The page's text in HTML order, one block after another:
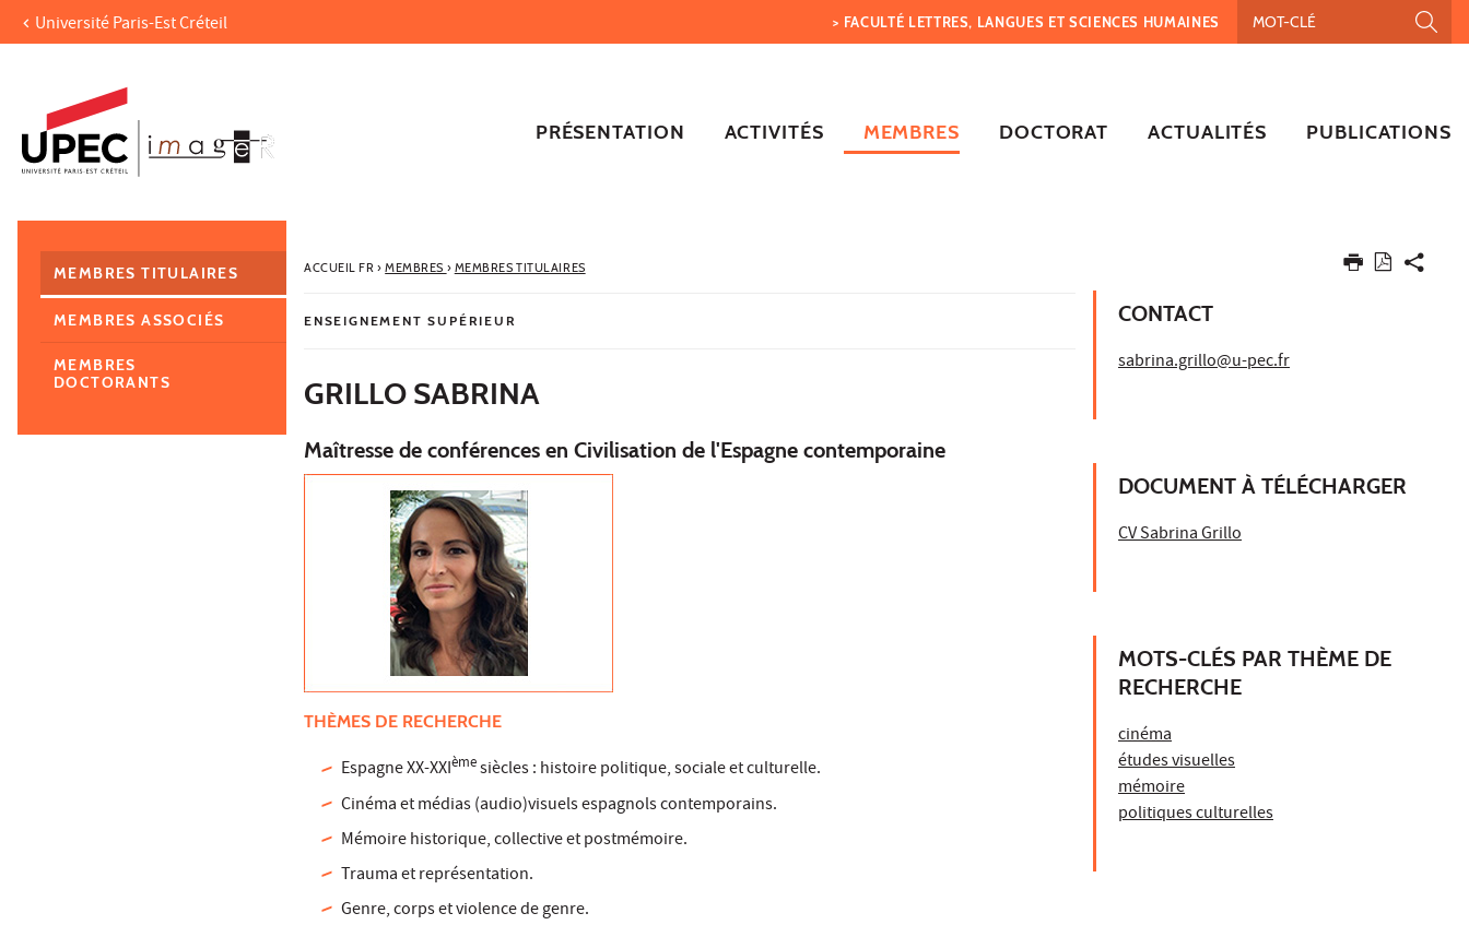
Aller au contenu
Recherche
Navigation secondaire
Université Paris-Est Créteil > FACULTÉ LETTRES, LANGUES ET SCIENCES HUMAINES
PRÉSENTATION ACTIVITÉS MEMBRES DOCTORAT ACTUALITÉS PUBLICATIONS
ACCUEIL FR› MEMBRES › MEMBRES TITULAIRES
ENSEIGNEMENT SUPÉRIEUR
GRILLO SABRINA
Maîtresse de conférences en Civilisation de l'Espagne contemporaine
THÈMES DE RECHERCHE
Espagne XX-XXIèmesiècles : histoire politique, sociale et culturelle.
Cinéma et médias (audio)visuels espagnols contemporains.
Mémoire historique, collective et postmémoire.
Trauma et représentation.
Genre, corps et violence de genre.
CONTACT
sabrina.grillo@u-pec.fr
DOCUMENT À TÉLÉCHARGER
CV Sabrina Grillo
MOTS-CLÉS PAR THÈME DE
RECHERCHE
cinéma
études visuelles
mémoire
politiques culturelles
MEMBRES TITULAIRES
MEMBRES ASSOCIÉS
MEMBRES
DOCTORANTS